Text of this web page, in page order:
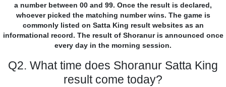
a number between 00 and 99. Once the result is declared,
whoever picked the matching number wins. The game is
commonly listed on Satta King result websites as an
informational record. The result of Shoranur is announced once
every day in the morning session.
Q2. What time does Shoranur Satta King
result come today?